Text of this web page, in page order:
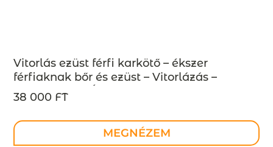
Vitorlás ezüst férfi karkötő – ékszer
férfiaknak bőr és ezüst – Vitorlázás –
MEGRENDELÉSRE
38 000 FT
MEGNÉZEM